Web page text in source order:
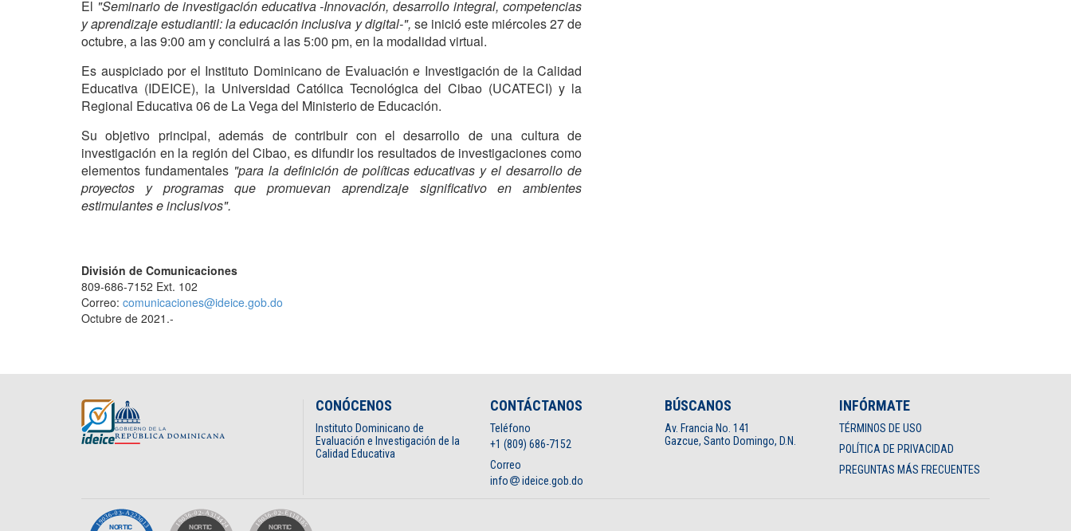
El "Seminario de investigación educativa -Innovación, desarrollo integral, competencias
y aprendizaje estudiantil: la educación inclusiva y digital-", se inició este miércoles 27 de
octubre, a las 9:00 am y concluirá a las 5:00 pm, en la modalidad virtual.
Es auspiciado por el Instituto Dominicano de Evaluación e Investigación de la Calidad
Educativa (IDEICE), la Universidad Católica Tecnológica del Cibao (UCATECI) y la
Regional Educativa 06 de La Vega del Ministerio de Educación.
Su objetivo principal, además de contribuir con el desarrollo de una cultura de
investigación en la región del Cibao, es difundir los resultados de investigaciones como
elementos fundamentales "para la definición de políticas educativas y el desarrollo de
proyectos y programas que promuevan aprendizaje significativo en ambientes
estimulantes e inclusivos".
División de Comunicaciones
809-686-7152 Ext. 102
Correo: comunicaciones@ideice.gob.do
Octubre de 2021.-
CONÓCENOS
Instituto Dominicano de
Evaluación e Investigación de la
Calidad Educativa
CONTÁCTANOS
Teléfono
+1 (809) 686-7152
Correo
info
ideice.gob.do
BÚSCANOS
Av. Francia No. 141
Gazcue, Santo Domingo, D.N.
INFÓRMATE
TÉRMINOS DE USO
POLÍTICA DE PRIVACIDAD
PREGUNTAS MÁS FRECUENTES